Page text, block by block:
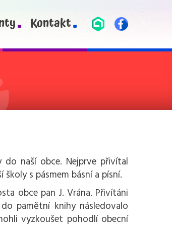
Kontakt
naší obce. Nejprve přivítal
s pásmem básní a písní.
obce pan J. Vrána. Přivítáni
pamětní knihy následovalo
vyzkoušet pohodlí obecní